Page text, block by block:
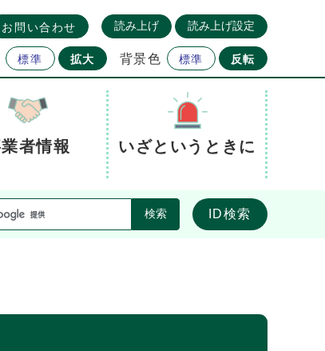
お問い合わせ 読み上げ 読み上げ設定
標準 拡大 背景色 標準 反転
者情報 いざというときに
検索 ID検索